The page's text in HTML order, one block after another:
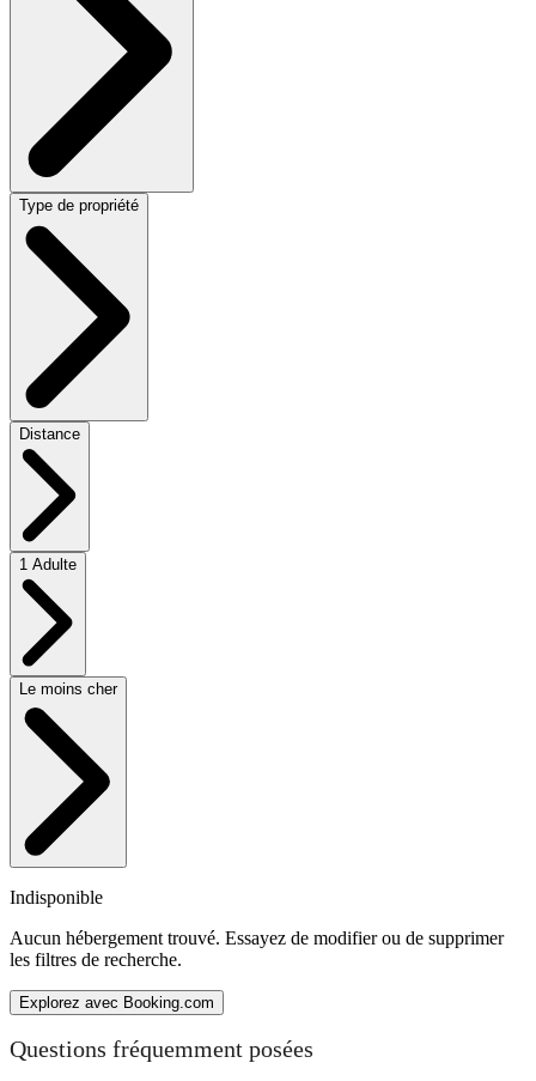
Type de propriété
Distance
1 Adulte
Le moins cher
Indisponible
Aucun hébergement trouvé. Essayez de modifier ou de supprimer
les filtres de recherche.
Explorez avec Booking.com
Questions fréquemment posées